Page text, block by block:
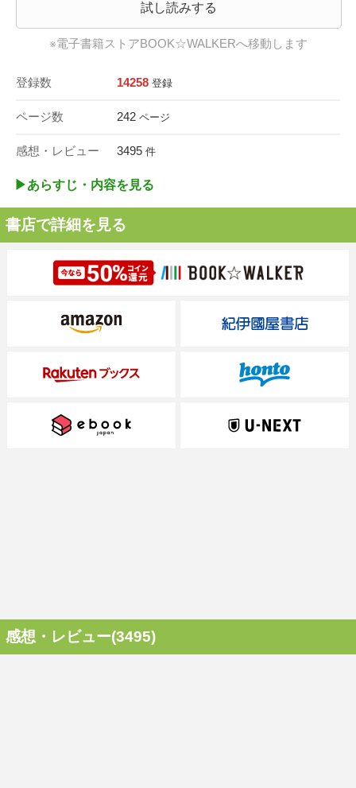
試し読みする
※電子書籍ストアBOOK☆WALKERへ移動します
登録数 14258 登録
ページ数 242 ページ
感想・レビュー 3495 件
▶︎あらすじ・内容を見る
書店で詳細を見る
感想・レビュー(3495)